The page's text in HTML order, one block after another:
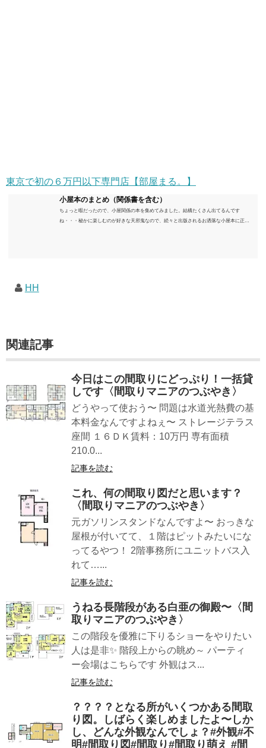
東京で初の６万円以下専門店【部屋まる。】
小屋本のまとめ（関係書を含む）
ちょっと暇だったので、小屋関係の本を集めてみました。結構たくさん出てるんです
ね・・・秘かに楽しむのが好きな天邪鬼なので、続々と出版されるお洒落な小屋本に正直
HH
関連記事
今日はこの間取りにどっぷり！一括貸
しです〈間取りマニアのつぶやき〉
どうやって使おう〜 問題は水道光熱費の基
本料金なんですよねぇ〜 ストレージテラス
座間 １６ＤＫ賃料：10万円 専有面積
210.0...
記事を読む
これ、何の間取り図だと思います？
〈間取りマニアのつぶやき〉
元ガソリンスタンドなんですよ〜 おっきな
屋根が付いてて、１階はピットみたいにな
ってるやつ！ 2階事務所にユニットバス入
れて…...
記事を読む
うねる長階段がある白亜の御殿〜〈間
取りマニアのつぶやき〉
この階段を優雅に下りるショーをやりたい
人は是非✨ 階段上からの眺め～ パーティ
ー会場はこちらです 外観はス...
記事を読む
？？？？となる所がいくつかある間取
り図。しばらく楽しめましたよ〜しか
し、どんな外観なんでしょ？#外観#不
明#間取り図#間取り#間取り萌え #間